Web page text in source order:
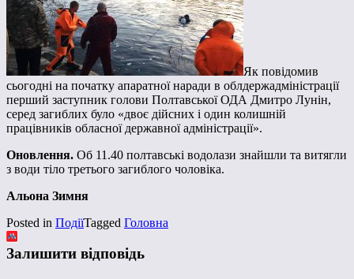
Як повідомив
сьогодні на початку апаратної наради в облдержадміністрації
перший заступник голови Полтавської ОДА Дмитро Лунін,
серед загиблих було «двоє дійсних і один колишній
працівників обласної державної адміністрації».
Оновлення. Об 11.40 полтавські водолази знайшли та витягли
з води тіло третього загиблого чоловіка.
Альона Зимня
Posted in ПодіїTagged Головна
Залишити відповідь